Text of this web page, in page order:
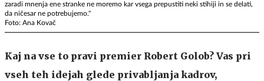
zaradi mnenja ene stranke ne moremo kar vsega prepustiti neki stihiji in se delati,
da ničesar ne potrebujemo."
Foto: Ana Kovač
Kaj na vse to pravi premier Robert Golob? Vas pri
vseh teh idejah glede privabljanja kadrov,